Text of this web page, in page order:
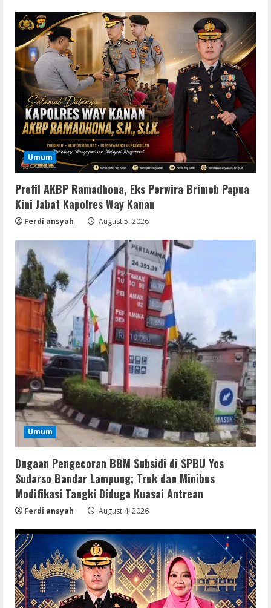
Umum
Profil AKBP Ramadhona, Eks Perwira Brimob Papua
Kini Jabat Kapolres Way Kanan
Ferdi ansyah August 5, 2026
Umum
Dugaan Pengecoran BBM Subsidi di SPBU Yos
Sudarso Bandar Lampung; Truk dan Minibus
Modifikasi Tangki Diduga Kuasai Antrean
Ferdi ansyah August 4, 2026
2
Remux
OK! Madam: Bon Voyage 2026 Pre-
August 5, 2026
3
VL
Microsoft 365 Home & Business With
Crack English (To𝚛𝚛еnt)
August 5, 2026
Serialers
Microsoft Office 2021 Crack + License